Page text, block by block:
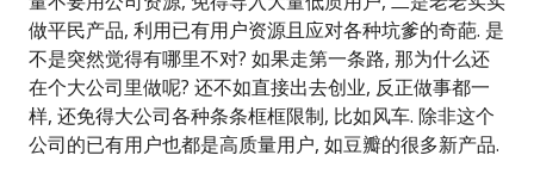
做平民产品, 利用已有用户资源且应对各种坑爹的奇葩. 是
不是突然觉得有哪里不对? 如果走第一条路, 那为什么还
在个大公司里做呢? 还不如直接出去创业, 反正做事都一
样, 还免得大公司各种条条框框限制, 比如风车. 除非这个
公司的已有用户也都是高质量用户, 如豆瓣的很多新产品.